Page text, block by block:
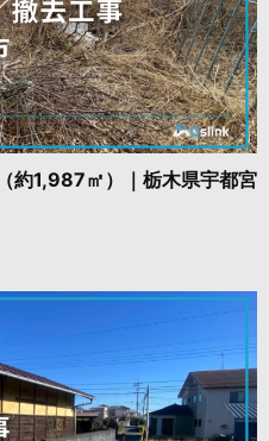
約1,987㎡）｜栃木県宇都宮